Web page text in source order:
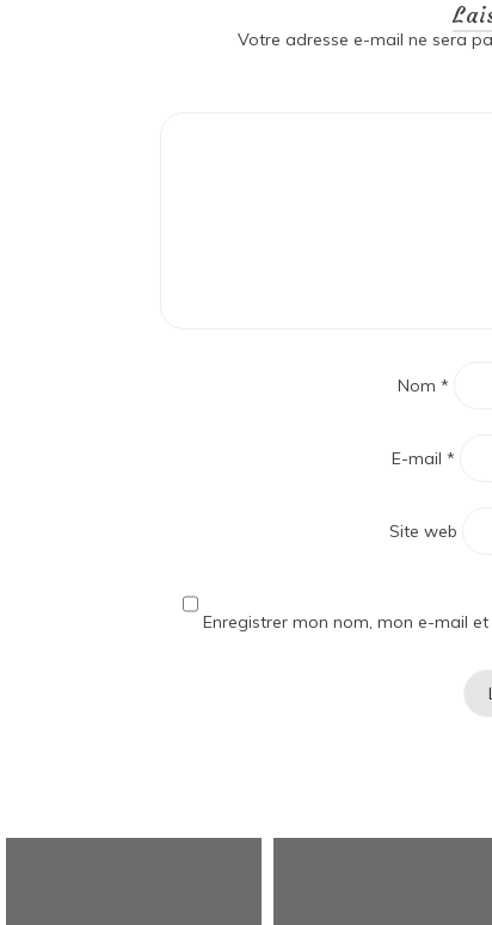
Votre adresse e-mail ne sera
Nom *
E-mail *
Site web
Enregistrer mon nom, mon e-mail